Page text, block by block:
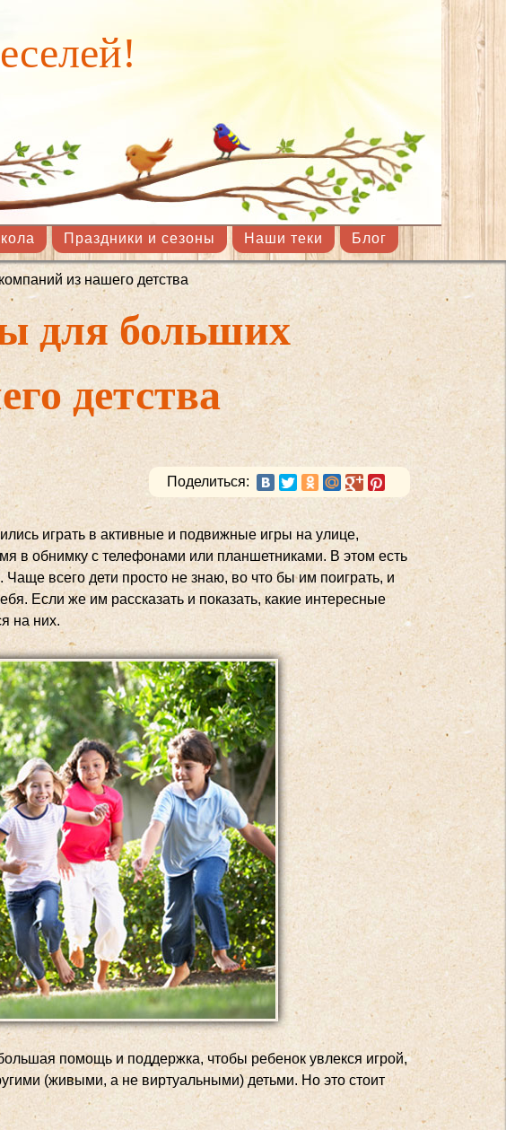
Праздники и сезоны Наши теки Блог
из нашего детства
для больших
детства
Поделиться:
играть в активные и подвижные игры на улице,
в обнимку с телефонами или планшетниками. В этом есть
всего дети просто не знаю, во что бы им поиграть, и
Если же им рассказать и показать, какие интересные
на них.
помощь и поддержка, чтобы ребенок увлекся игрой,
(живыми, а не виртуальными) детьми. Но это стоит